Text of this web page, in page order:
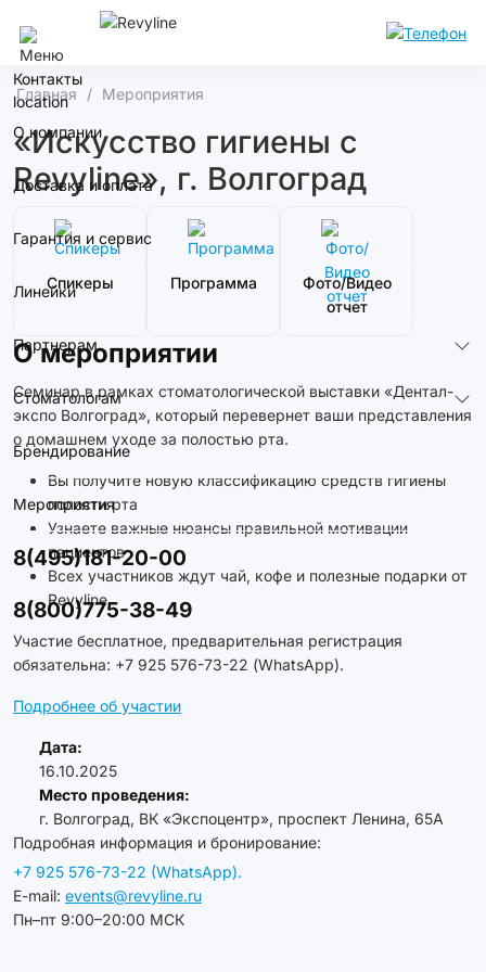
Контакты
О компании
Доставка и оплата
Гарантия и сервис
Линейки
Партнерам
Стоматологам
Брендирование
Мероприятия
8(495)181-20-00
8(800)775-38-49
Главная Мероприятия
«Искусство гигиены с
Revyline», г. Волгоград
Спикеры Программа
Фото/Видео
отчет
О мероприятии
Семинар в рамках стоматологической выставки «Дентал-
экспо Волгоград», который перевернет ваши представления
о домашнем уходе за полостью рта.
Вы получите новую классификацию средств гигиены
полости рта
Узнаете важные нюансы правильной мотивации
пациентов
Всех участников ждут чай, кофе и полезные подарки от
Revyline
Участие бесплатное, предварительная регистрация
обязательна: +7 925 576-73-22 (WhatsApp).
Подробнее об участии
Дата:
16.10.2025
Место проведения:
г. Волгоград, ВК «Экспоцентр», проспект Ленина, 65А
Подробная информация и бронирование:
+7 925 576-73-22 (WhatsApp).
E-mail: events@revyline.ru
Пн–пт 9:00–20:00 МСК